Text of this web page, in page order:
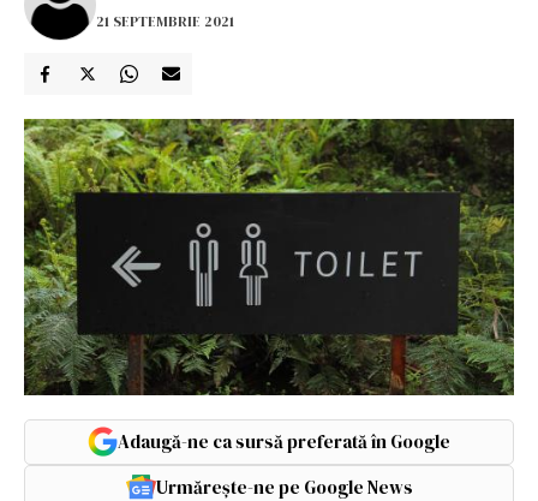
21 SEPTEMBRIE 2021
Adaugă-ne ca sursă preferată în Google
Urmărește-ne pe Google News